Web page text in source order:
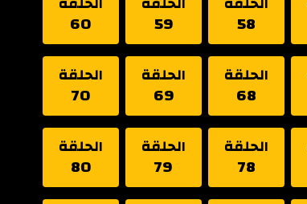
58
59
60
الحلقة
68
الحلقة
69
الحلقة
70
الحلقة
78
الحلقة
79
الحلقة
80